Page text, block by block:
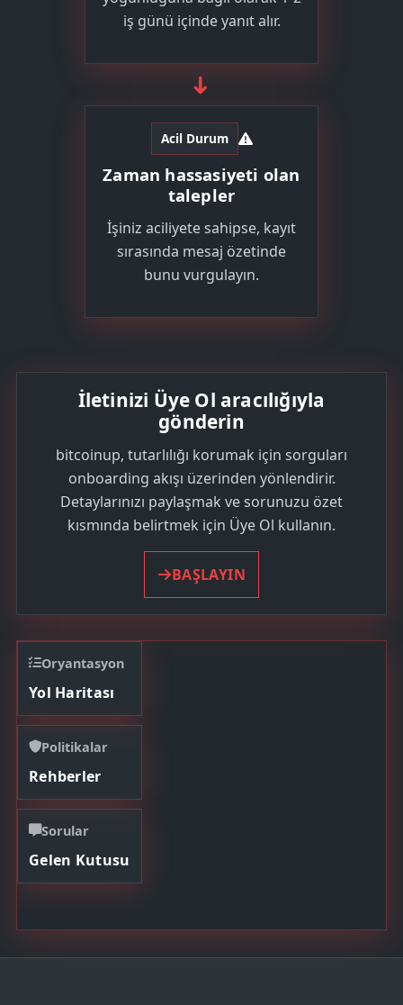
iş günü içinde yanıt alır.
➜
Acil Durum
Zaman hassasiyeti olan
talepler
İşiniz aciliyete sahipse, kayıt
sırasında mesaj özetinde
bunu vurgulayın.
İletinizi Üye Ol aracılığıyla
gönderin
bitcoinup, tutarlılığı korumak için sorguları
onboarding akışı üzerinden yönlendirir.
Detaylarınızı paylaşmak ve sorunuzu özet
kısmında belirtmek için Üye Ol kullanın.
BAŞLAYIN
Oryantasyon
Yol Haritası
Politikalar
Rehberler
Sorular
Gelen Kutusu